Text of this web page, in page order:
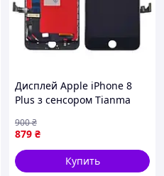
Дисплей Apple iPhone 8
Plus з сенсором Tianma
879 ₴
900₴
Купить